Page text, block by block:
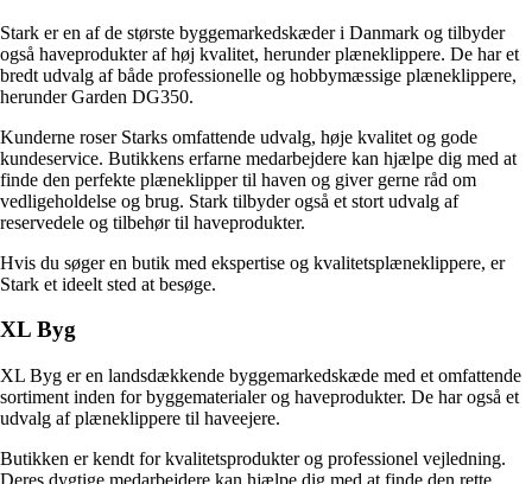
Stark er en af ​​de største byggemarkedskæder i Danmark og tilbyder
også haveprodukter af høj kvalitet, herunder plæneklippere. De har et
bredt udvalg af både professionelle og hobbymæssige plæneklippere,
herunder Garden DG350.
Kunderne roser Starks omfattende udvalg, høje kvalitet og gode
kundeservice. Butikkens erfarne medarbejdere kan hjælpe dig med at
finde den perfekte plæneklipper til haven og giver gerne råd om
vedligeholdelse og brug. Stark tilbyder også et stort udvalg af
reservedele og tilbehør til haveprodukter.
Hvis du søger en butik med ekspertise og kvalitetsplæneklippere, er
Stark et ideelt sted at besøge.
XL Byg
XL Byg er en landsdækkende byggemarkedskæde med et omfattende
sortiment inden for byggematerialer og haveprodukter. De har også et
udvalg af plæneklippere til haveejere.
Butikken er kendt for kvalitetsprodukter og professionel vejledning.
Deres dygtige medarbejdere kan hjælpe dig med at finde den rette